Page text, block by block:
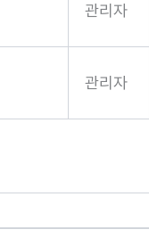
관리자
관리자